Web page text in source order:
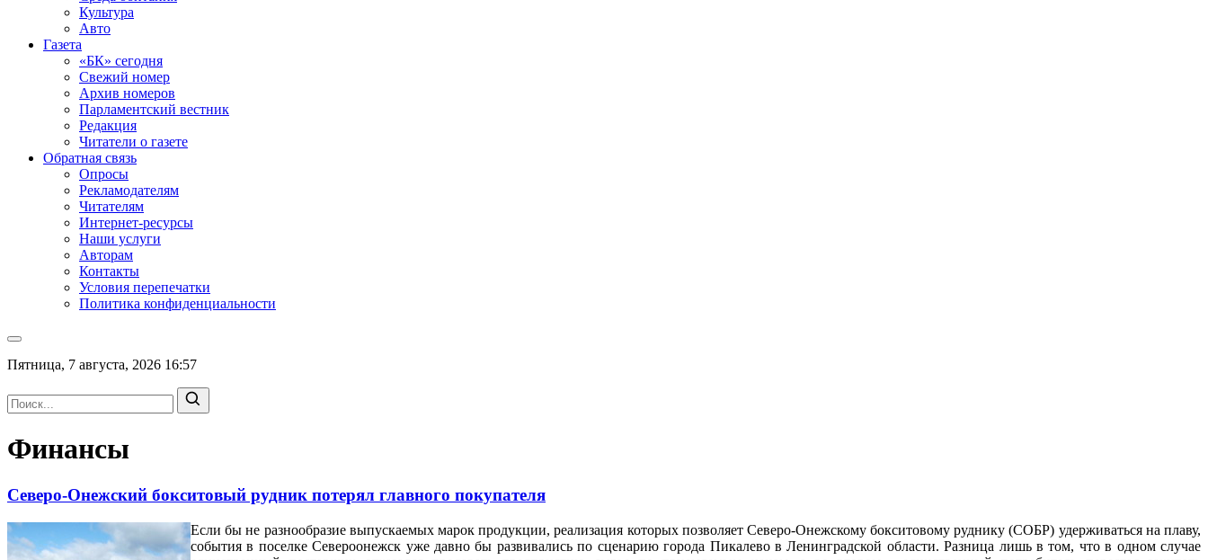
Культура
Авто
Газета
«БК» сегодня
Свежий номер
Архив номеров
Парламентский вестник
Редакция
Читатели о газете
Обратная связь
Опросы
Рекламодателям
Читателям
Интернет-ресурсы
Наши услуги
Авторам
Контакты
Условия перепечатки
Политика конфиденциальности
Пятница, 7 августа, 2026 16:57
Финансы
Северо-Онежский бокситовый рудник потерял главного покупателя
Если бы не разнообразие выпускаемых марок продукции, реализация которых позволяет Северо-Онежскому бокситовому руднику (СОБР) удерживаться на плаву,
события в поселке Североонежск уже давно бы развивались по сценарию города Пикалево в Ленинградской области. Разница лишь в том, что в одном случае